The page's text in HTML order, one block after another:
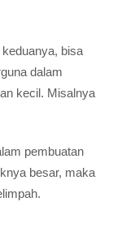
bisa
dalam
kecil. Misalnya
pembuatan
besar, maka